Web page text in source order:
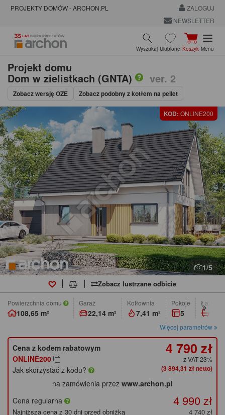
PROJEKTY DOMÓW - ARCHON.PL
ZALOGUJ
NEWSLETTER
Wyszukaj Ulubione Koszyk Menu
Projekt domu
Dom w zielistkach (GNTA) ver. 2
Zobacz wersję OZE Zobacz podobny z kotłem na pellet
KOD: ONLINE200
1/5
Zobacz lustrzane odbicie
Powierzchnia domu
108,65 m²
Garaż
22,14 m²
Kotłownia
7,41 m²
pokoje
5
Więcej parametrów
Cena z kodem rabatowym
ONLINE200
Jak skorzystać z kodu?
4 790 zł
z VAT 23%
(3 894,31 zł netto)
na zamówienia przez www.archon.pl
Cena regularna
4 990 zł
Najniższa cena z 30 dni przed obniżką 4 740 zł